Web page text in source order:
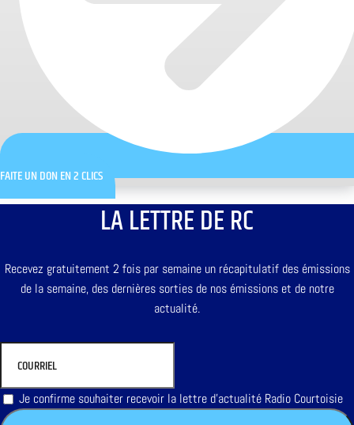
FAITE UN DON EN 2 CLICS
LA LETTRE DE RC
Recevez gratuitement 2 fois par semaine un récapitulatif des émissions
de la semaine, des dernières sorties de nos émissions et de notre
actualité.
Je confirme souhaiter recevoir la lettre d'actualité Radio Courtoisie